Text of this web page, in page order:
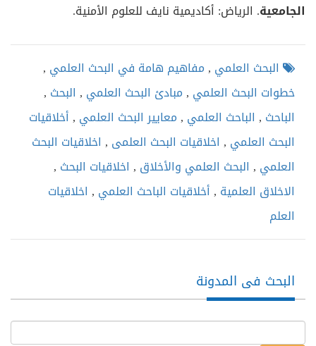
الجامعية. الرياض: أكاديمية نايف للعلوم الأمنية.
البحث العلمي ,مفاهيم هامة في البحث العلمي ,
خطوات البحث العلمي ,مبادئ البحث العلمي , البحث ,
الباحث , الباحث العلمي ,معايير البحث العلمي ,أخلاقيات
البحث العلمي , اخلاقيات البحث العلمى , اخلاقيات البحث
العلمي , البحث العلمي والأخلاق , اخلاقيات البحث ,
الاخلاق العلمية ,أخلاقيات الباحث العلمي , اخلاقيات
العلم
البحث فى المدونة